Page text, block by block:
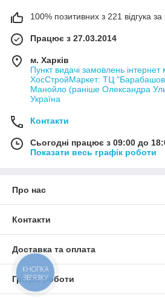
100% позитивних з 221 відгука за
Працює з 27.03.2014
м. Харків
Пункт видачі замовлень інтернет
ХосСтройМаркет: ТЦ
Манойло (раніше Олександра
Україна
Контакти
Сьогодні працює з 09:00 до
Показати весь графік роботи
Про нас
Контакти
Доставка та оплата
Графік роботи
КНОПКА
ЗВ'ЯЗКУ